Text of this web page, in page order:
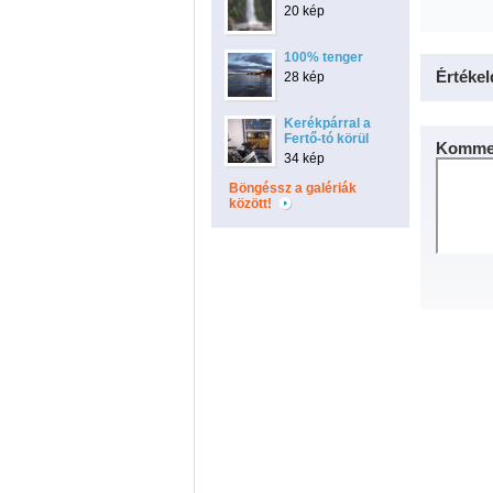
20 kép
100% tenger
28 kép
Kerékpárral a
Fertő-tó körül
34 kép
Böngéssz a galériák
között!